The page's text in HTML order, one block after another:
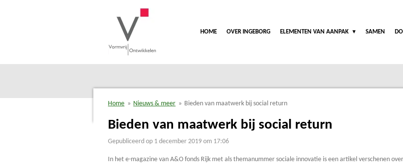
HOME OVER INGEBORG ELEMENTEN VAN AANPAK SAMEN
Home » Nieuws & meer » Bieden van maatwerk bij social return
Bieden van maatwerk bij social return
Gepubliceerd op 1 december 2019 om 17:06
In het e-magazine van A&O fonds Rijk met als themanummer sociale innovatie is een artikel verschenen